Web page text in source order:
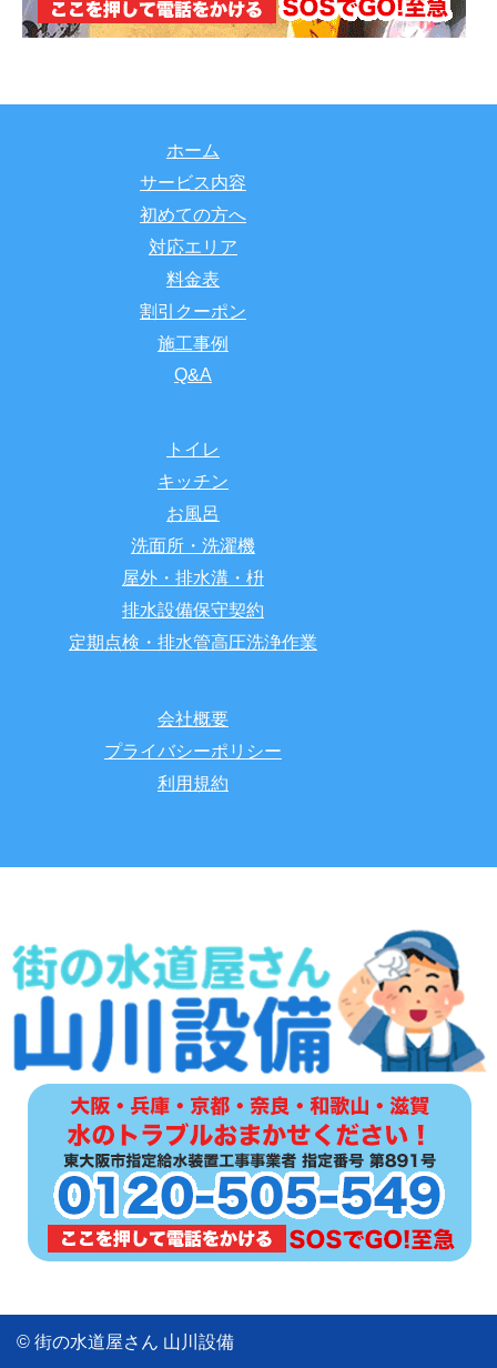
ホーム
サービス内容
初めての方へ
対応エリア
料金表
割引クーポン
施工事例
Q&A
トイレ
キッチン
お風呂
洗面所・洗濯機
屋外・排水溝・枡
排水設備保守契約
定期点検・排水管高圧洗浄作業
会社概要
プライバシーポリシー
利用規約
© 街の水道屋さん 山川設備